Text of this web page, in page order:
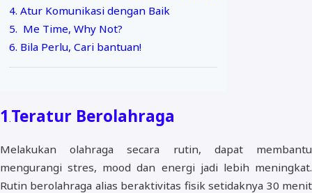
4. Atur Komunikasi dengan Baik
5. Me Time, Why Not?
6. Bila Perlu, Cari bantuan!
1 .Teratur Berolahraga
Melakukan olahraga secara rutin, dapat membantu
mengurangi stres, mood dan energi jadi lebih meningkat.
Rutin berolahraga alias beraktivitas fisik setidaknya 30 menit